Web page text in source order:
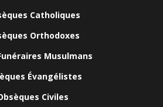
Catholiques
Orthodoxes
Musulmans
Évangélistes
Civiles